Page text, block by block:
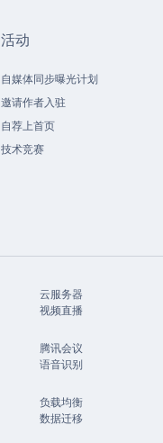
活动
自媒体同步曝光计划
邀请作者入驻
自荐上首页
技术竞赛
云服务器
视频直播
腾讯会议
语音识别
负载均衡
数据迁移